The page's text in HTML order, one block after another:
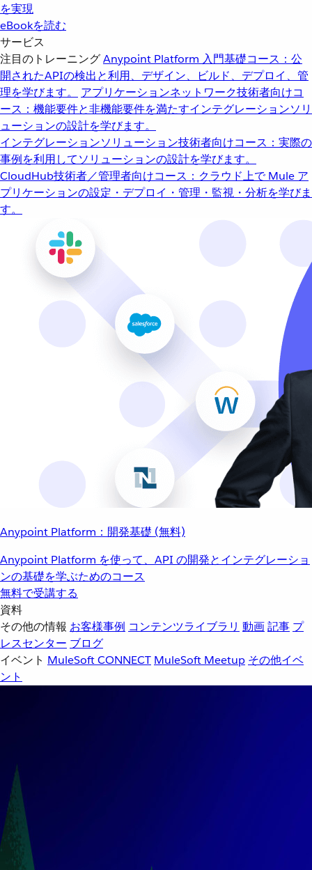
を実現
eBookを読む
サービス
注目のトレーニングAnypoint Platform 入門基礎コース：公
開されたAPIの検出と利用、デザイン、ビルド、デプロイ、管
理を学びます。
アプリケーションネットワーク技術者向けコ
ース：機能要件と非機能要件を満たすインテグレーションソリ
ューションの設計を学びます。
インテグレーションソリューション技術者向けコース：実際の
事例を利用してソリューションの設計を学びます。
CloudHub技術者／管理者向けコース：クラウド上で Mule ア
プリケーションの設定・デプロイ・管理・監視・分析を学びま
す。
Anypoint Platform：開発基礎 (無料)
Anypoint Platform を使って、API の開発とインテグレーショ
ンの基礎を学ぶためのコース
無料で受講する
資料
その他の情報 お客様事例 コンテンツライブラリ 動画記事 プ
レスセンター ブログ
イベント MuleSoft CONNECT MuleSoft Meetup その他イベ
ント